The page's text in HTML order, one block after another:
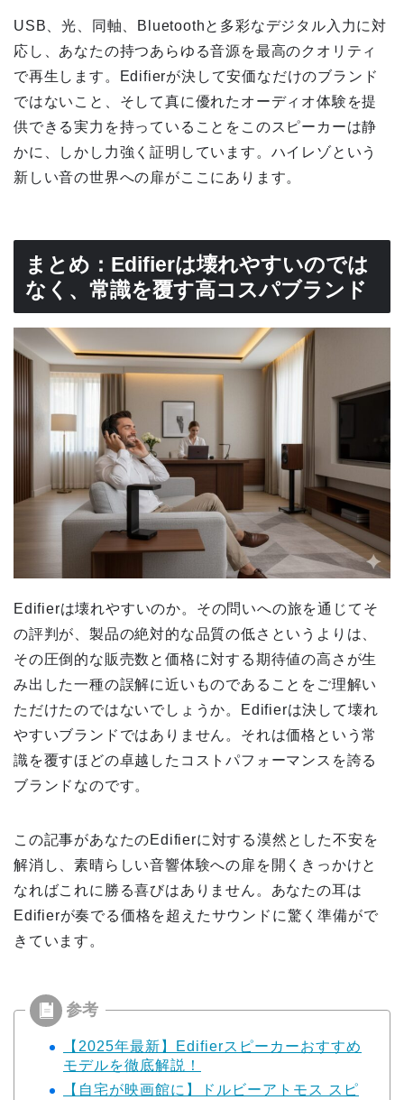
USB、光、同軸、Bluetoothと多彩なデジタル入力に対
応し、あなたの持つあらゆる音源を最高のクオリティ
で再生します。Edifierが決して安価なだけのブランド
ではないこと、そして真に優れたオーディオ体験を提
供できる実力を持っていることをこのスピーカーは静
かに、しかし力強く証明しています。ハイレゾという
新しい音の世界への扉がここにあります。
まとめ：Edifierは壊れやすいのでは
なく、常識を覆す高コスパブランド
Edifierは壊れやすいのか。その問いへの旅を通じてそ
の評判が、製品の絶対的な品質の低さというよりは、
その圧倒的な販売数と価格に対する期待値の高さが生
み出した一種の誤解に近いものであることをご理解い
ただけたのではないでしょうか。Edifierは決して壊れ
やすいブランドではありません。それは価格という常
識を覆すほどの卓越したコストパフォーマンスを誇る
ブランドなのです。
この記事があなたのEdifierに対する漠然とした不安を
解消し、素晴らしい音響体験への扉を開くきっかけと
なればこれに勝る喜びはありません。あなたの耳は
Edifierが奏でる価格を超えたサウンドに驚く準備がで
きています。
【2025年最新】Edifierスピーカーおすすめ
モデルを徹底解説！
【自宅が映画館に】ドルビーアトモス スピ